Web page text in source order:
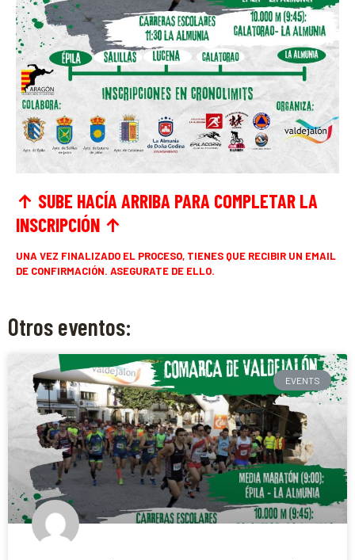
↑ SUBE HACÍA ARRIBA PARA COMPLETAR LA
INSCRIPCIÓN ↑
UNA VEZ FINALIZADO EL PROCESO, TIENES QUE RECIBIR UN EMAIL
DE CONFIRMACIÓN. ASEGURATE DE ELLO.
Otros eventos:
EVENTS